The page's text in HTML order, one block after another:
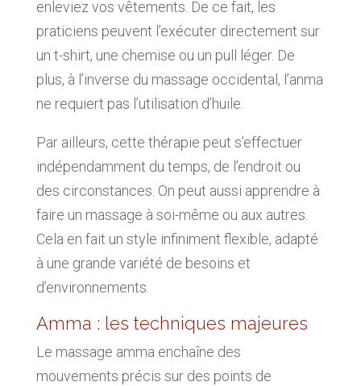
enleviez vos vêtements. De ce fait, les
praticiens peuvent l’exécuter directement sur
un t-shirt, une chemise ou un pull léger. De
plus, à l’inverse du massage occidental, l’anma
ne requiert pas l’utilisation d’huile.
Par ailleurs, cette thérapie peut s’effectuer
indépendamment du temps, de l’endroit ou
des circonstances. On peut aussi apprendre à
faire un massage à soi-même ou aux autres.
Cela en fait un style infiniment flexible, adapté
à une grande variété de besoins et
d’environnements.
Amma : les techniques majeures
Le massage amma enchaîne des
mouvements précis sur des points de